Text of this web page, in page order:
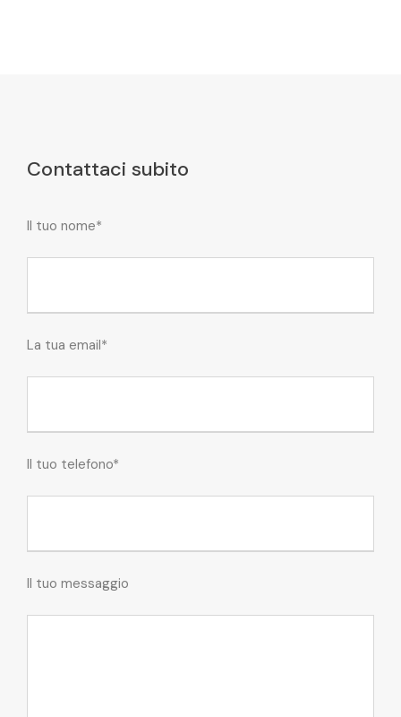
Contattaci subito
Il tuo nome*
La tua email*
Il tuo telefono*
Il tuo messaggio